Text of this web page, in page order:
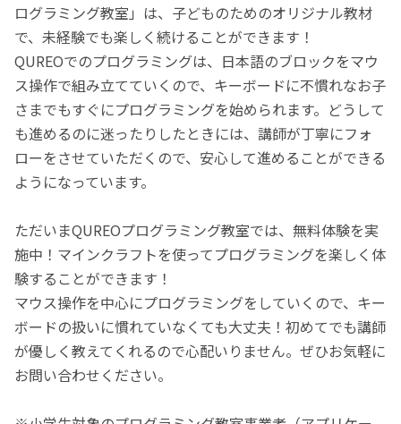
ログラミング教室」は、子どものためのオリジナル教材
で、未経験でも楽しく続けることができます！
QUREOでのプログラミングは、日本語のブロックをマウ
ス操作で組み立てていくので、キーボードに不慣れなお子
さまでもすぐにプログラミングを始められます。どうして
も進めるのに迷ったりしたときには、講師が丁寧にフォ
ローをさせていただくので、安心して進めることができる
ようになっています。
ただいまQUREOプログラミング教室では、無料体験を実
施中！マインクラフトを使ってプログラミングを楽しく体
験することができます！
マウス操作を中心にプログラミングをしていくので、キー
ボードの扱いに慣れていなくても大丈夫！初めてでも講師
が優しく教えてくれるので心配いりません。ぜひお気軽に
お問い合わせください。